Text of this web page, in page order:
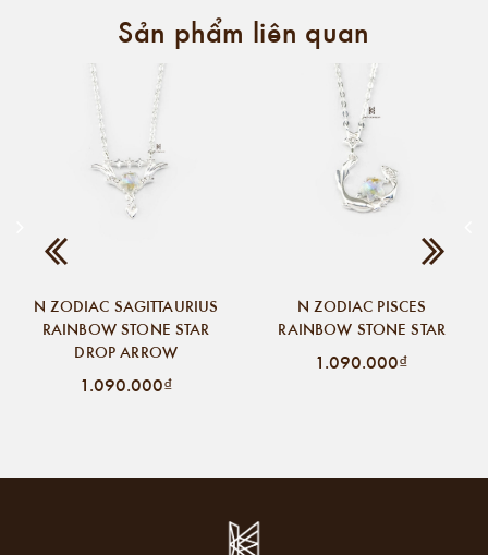
Sản phẩm liên quan
N ZODIAC SAGITTAURIUS
RAINBOW STONE STAR
DROP ARROW
1.090.000₫
N ZODIAC PISCES
RAINBOW STONE STAR
1.090.000₫